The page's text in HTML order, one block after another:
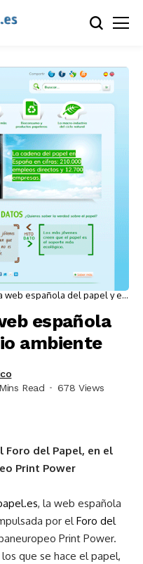
web española del papel y el
española
ambiente
Read 678 Views
Foro del Papel, en el
Print Power
, la web española
por elForo del
Print Power.
que se hace el papel,